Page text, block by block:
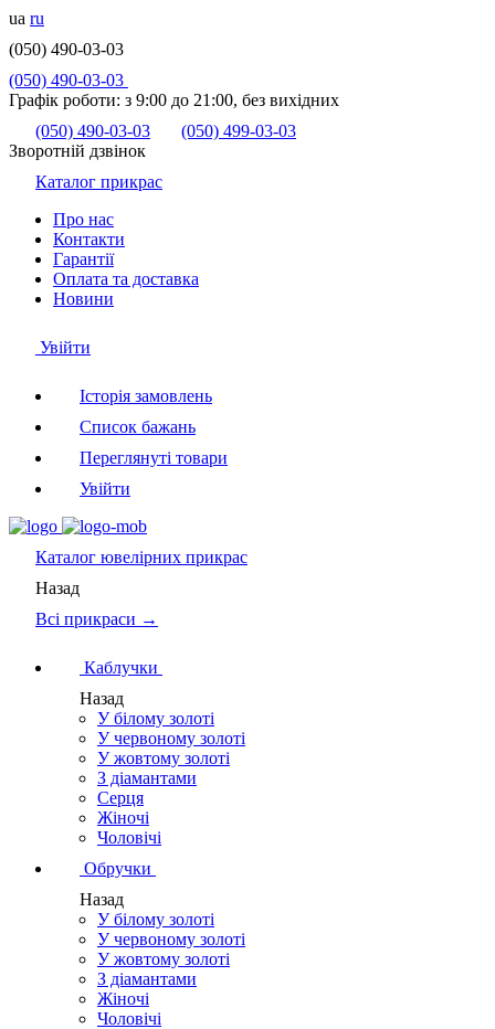
ua ru
(050) 490-03-03
(050) 490-03-03
Графік роботи: з 9:00 до 21:00, без вихідних
(050) 490-03-03
(050) 499-03-03
Зворотній дзвінок
Каталог прикрас
Про нас
Контакти
Гарантії
Оплата та доставка
Новини
Увійти
Історія замовлень
Список бажань
Переглянуті товари
Увійти
Каталог ювелірних прикрас
Назад
Всі прикраси →
Каблучки
Назад
У білому золоті
У червоному золоті
У жовтому золоті
З діамантами
Серця
Жіночі
Чоловічі
Обручки
Назад
У білому золоті
У червоному золоті
У жовтому золоті
З діамантами
Жіночі
Чоловічі